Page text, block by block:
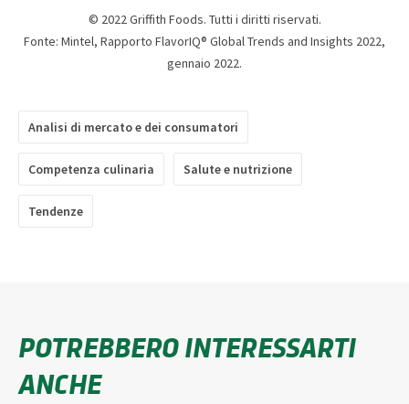
© 2022 Griffith Foods. Tutti i diritti riservati.
Fonte: Mintel, Rapporto FlavorIQ® Global Trends and Insights 2022,
gennaio 2022.
Analisi di mercato e dei consumatori
Competenza culinaria Salute e nutrizione
Tendenze
POTREBBERO INTERESSARTI
ANCHE